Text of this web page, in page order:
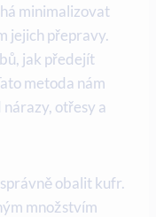
minimalizovat
jejich přepravy.
jak předejít
metoda nám
otřesy a
obalit kufr.
množstvím